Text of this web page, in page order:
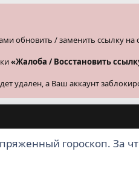
обновить / заменить ссылку
«Жалоба / Восстановить
удален, а Ваш аккаунт
гороскоп. За